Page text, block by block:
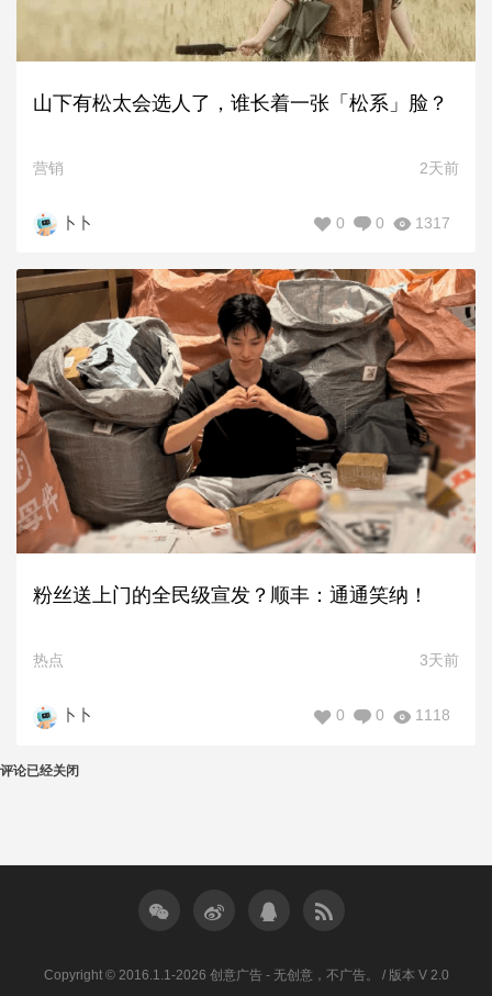
山下有松太会选人了，谁长着一张「松系」脸？
营销 2天前
卜卜 1317
0
0
粉丝送上门的全民级宣发？顺丰：通通笑纳！
热点 3天前
卜卜 1118
0
0
评论已经关闭
Copyright © 2016.1.1-2026 创意广告 - 无创意，不广告。 / 版本 V 2.0